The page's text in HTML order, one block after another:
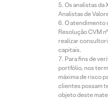
Os analistas da
Analistas de
O atendimento
Resolução CVM
realizar
capitais.
Para fins de
portfólio, nos
máxima de risco
clientes possam
objeto deste